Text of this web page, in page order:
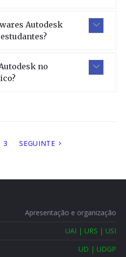
Autodesk
no
3 SEGUINTE
Apresentação e organização
UAI | URS | USI
UD | UDGP